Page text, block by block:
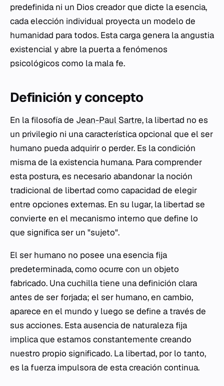
predefinida ni un Dios creador que dicte la esencia,
cada elección individual proyecta un modelo de
humanidad para todos. Esta carga genera la angustia
existencial y abre la puerta a fenómenos
psicológicos como la mala fe.
Definición y concepto
En la filosofía de Jean-Paul Sartre, la libertad no es
un privilegio ni una característica opcional que el ser
humano pueda adquirir o perder. Es la condición
misma de la existencia humana. Para comprender
esta postura, es necesario abandonar la noción
tradicional de libertad como capacidad de elegir
entre opciones externas. En su lugar, la libertad se
convierte en el mecanismo interno que define lo
que significa ser un "sujeto".
El ser humano no posee una esencia fija
predeterminada, como ocurre con un objeto
fabricado. Una cuchilla tiene una definición clara
antes de ser forjada; el ser humano, en cambio,
aparece en el mundo y luego se define a través de
sus acciones. Esta ausencia de naturaleza fija
implica que estamos constantemente creando
nuestro propio significado. La libertad, por lo tanto,
es la fuerza impulsora de esta creación continua.